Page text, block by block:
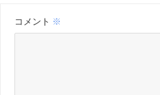
コメント ※